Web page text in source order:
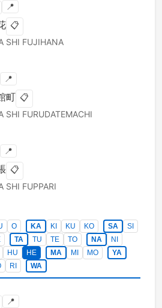
📍
📋
SHI FUJIHANA
📍
町 📋
SHI FURUDATEMACHI
📍
📋
SHI FUPPARI
O KA KI KU KO SA
SI
TA TU TE TO NA
NI
HU HE MA MI MO
YA
RI WA
📍